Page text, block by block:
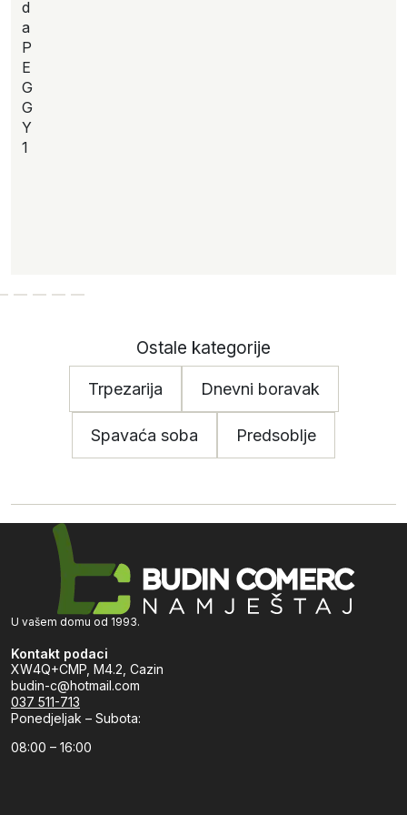
d
a
P
E
G
G
Y
1
Ostale kategorije
Trpezarija Dnevni boravak
Spavaća soba Predsoblje
U vašem domu od 1993.
Kontakt podaci
XW4Q+CMP, M4.2, Cazin
budin-c@hotmail.com
037 511-713
Ponedjeljak – Subota:
08:00 – 16:00